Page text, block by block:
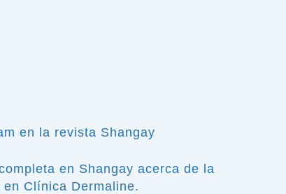
en la revista Shangay
en Shangay acerca de la
Clínica Dermaline.